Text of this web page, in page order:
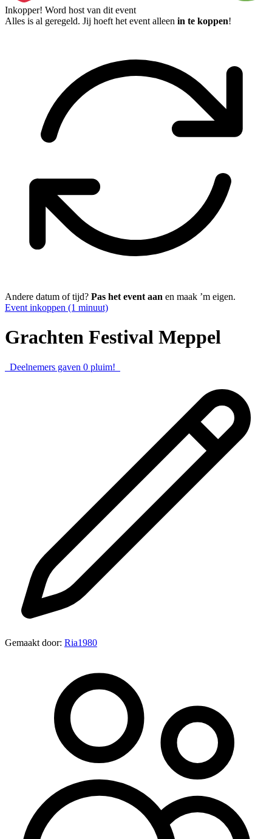
Inkopper! Word host van dit event
Alles is al geregeld. Jij hoeft het event alleen in te koppen!
Andere datum of tijd? Pas het event aan en maak ’m eigen.
Event inkoppen (1 minuut)
Grachten Festival Meppel
Deelnemers gaven 0 pluim!
Gemaakt door: Ria1980